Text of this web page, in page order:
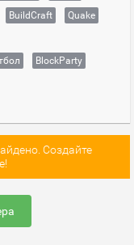
BuildCraft
Quake
BlockParty
Создайте